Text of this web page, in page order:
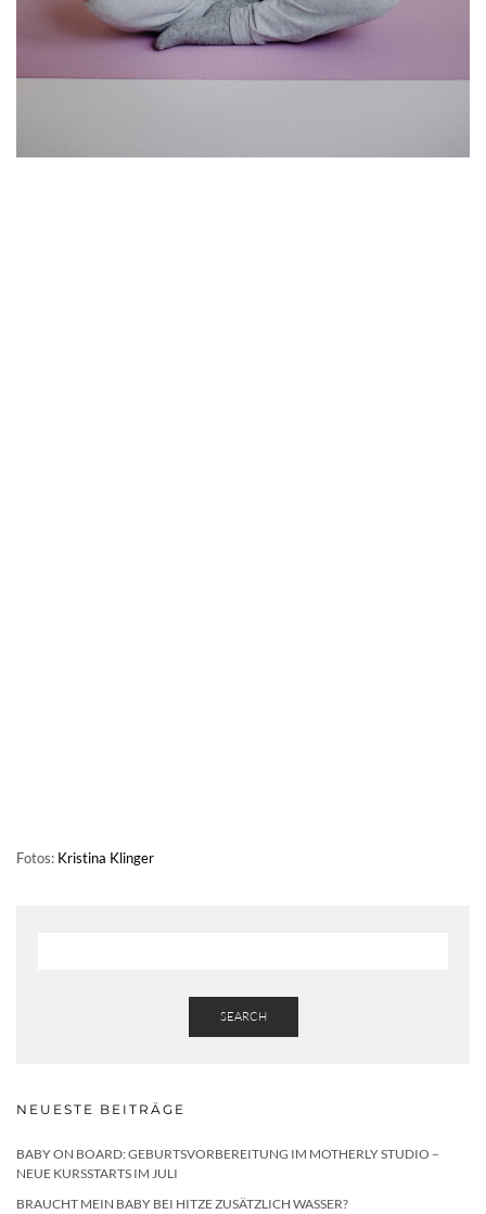
Fotos: Kristina Klinger
SEARCH
NEUESTE BEITRÄGE
BABY ON BOARD: GEBURTSVORBEREITUNG IM MOTHERLY STUDIO –
NEUE KURSSTARTS IM JULI
BRAUCHT MEIN BABY BEI HITZE ZUSÄTZLICH WASSER?